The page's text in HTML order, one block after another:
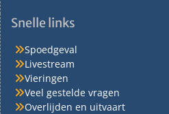
Snelle links
Spoedgeval
Livestream
Vieringen
Veel gestelde vragen
Overlijden en uitvaart